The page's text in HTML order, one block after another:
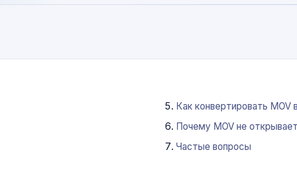
Как конвертировать MOV
Почему MOV не
Частые вопросы